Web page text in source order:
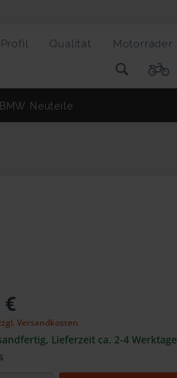
Profil Qualität Motorräder
BMW Neuteile
€
Versandkosten
Lieferzeit ca. 2-4